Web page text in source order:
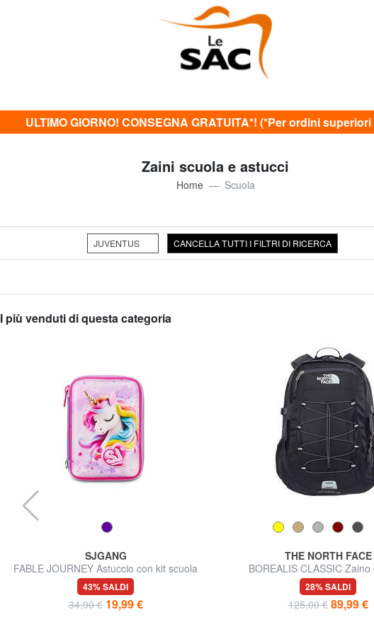
ULTIMO GIORNO! CONSEGNA GRATUITA*! (*Per ordini superiori
Zaini scuola e astucci
Home Scuola
JUVENTUS CANCELLA TUTTI I FILTRI DI RICERCA
I più venduti di questa categoria
SJGANG
FABLE JOURNEY Astuccio con kit scuola
43% SALDI
34,90 € 19,99 €
THE NORTH FACE
BOREALIS CLASSIC Zaino
28% SALDI
125,00 € 89,99 €